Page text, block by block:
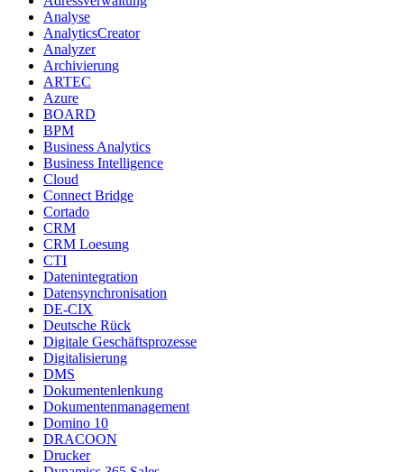
Analyse
AnalyticsCreator
Analyzer
Archivierung
ARTEC
Azure
BOARD
BPM
Business Analytics
Business Intelligence
Cloud
Connect Bridge
Cortado
CRM
CRM Loesung
CTI
Datenintegration
Datensynchronisation
DE-CIX
Deutsche Rück
Digitale Geschäftsprozesse
Digitalisierung
DMS
Dokumentenlenkung
Dokumentenmanagement
Domino 10
DRACOON
Drucker